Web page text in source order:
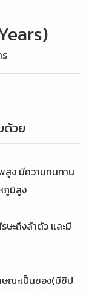
ด้วย
ง มีความทนทาน
ภูมิสูง
ะถึงลำตัว และมี
ณะเป็นซอง(มีซิป